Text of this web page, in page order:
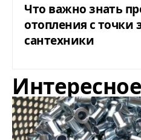
Что важно знать
отопления с точки
сантехники